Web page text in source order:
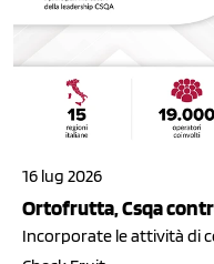
16 lug 2026
Ortofrutta, Csqa
Incorporate le attività di